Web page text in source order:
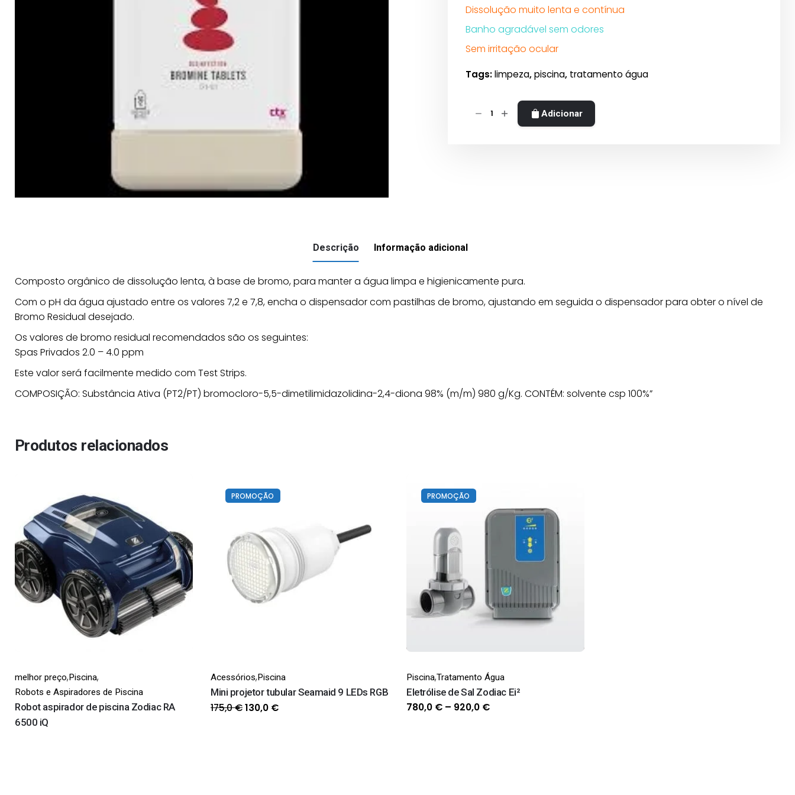
Dissolução muito lenta e contínua
Banho agradável sem odores
Sem irritação ocular
Tags:limpeza,piscina, tratamento água
Quantidade
Adicionar
Descrição Informação adicional
Composto orgânico de dissolução lenta, à base de bromo, para manter a água limpa e higienicamente pura.
Com o pH da água ajustado entre os valores 7,2 e 7,8, encha o dispensador com pastilhas de bromo, ajustando em seguida o dispensador para obter o nível de
Bromo Residual desejado.
Os valores de bromo residual recomendados são os seguintes:
Spas Privados 2.0 – 4.0 ppm
Este valor será facilmente medido com Test Strips.
COMPOSIÇÃO: Substância Ativa (PT2/PT) bromocloro-5,5-dimetilimidazolidina-2,4-diona 98% (m/m) 980 g/Kg. CONTÉM: solvente csp 100%”
Peso
Produtos relacionados
melhor preço,Piscina,
Robots e Aspiradores de Piscina
Robot aspirador de piscina Zodiac RA
6500 iQ
PROMOÇÃO
Acessórios,Piscina
Mini projetor tubular Seamaid 9 LEDs RGB
175,0€O
130,0 €O
PROMOÇÃO
Piscina,Tratamento Água
Eletrólise de Sal Zodiac Ei²
780,0 € – 920,0 €Price